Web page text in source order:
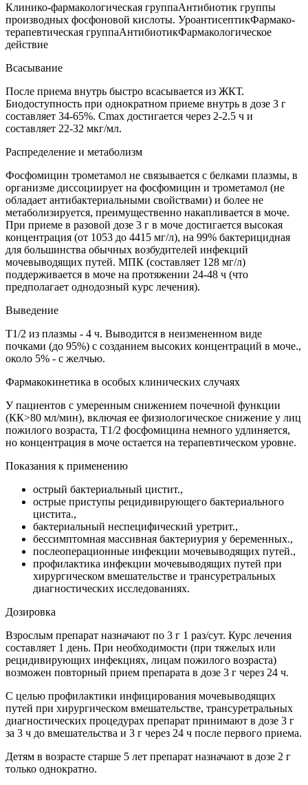
Клинико-фармакологическая группаАнтибиотик группы
производных фосфоновой кислоты. УроантисептикФармако-
терапевтическая группаАнтибиотикФармакологическое
действие
Всасывание
После приема внутрь быстро всасывается из ЖКТ.
Биодоступность при однократном приеме внутрь в дозе 3 г
составляет 34-65%. Cmax достигается через 2-2.5 ч и
составляет 22-32 мкг/мл.
Распределение и метаболизм
Фосфомицин трометамол не связывается с белками плазмы, в
организме диссоциирует на фосфомицин и трометамол (не
обладает антибактериальными свойствами) и более не
метаболизируется, преимущественно накапливается в моче.
При приеме в разовой дозе 3 г в моче достигается высокая
концентрация (от 1053 до 4415 мг/л), на 99% бактерицидная
для большинства обычных возбудителей инфекций
мочевыводящих путей. МПК (составляет 128 мг/л)
поддерживается в моче на протяжении 24-48 ч (что
предполагает однодозный курс лечения).
Выведение
T1/2 из плазмы - 4 ч. Выводится в неизмененном виде
почками (до 95%) с созданием высоких концентраций в моче.,
около 5% - с желчью.
Фармакокинетика в особых клинических случаях
У пациентов с умеренным снижением почечной функции
(КК>80 мл/мин), включая ее физиологическое снижение у лиц
пожилого возраста, T1/2 фосфомицина немного удлиняется,
но концентрация в моче остается на терапевтическом уровне.
Показания к применению
острый бактериальный цистит.,
острые приступы рецидивирующего бактериального
цистита.,
бактериальный неспецифический уретрит.,
бессимптомная массивная бактериурия у беременных.,
послеоперационные инфекции мочевыводящих путей.,
профилактика инфекции мочевыводящих путей при
хирургическом вмешательстве и трансуретральных
диагностических исследованиях.
Дозировка
Взрослым препарат назначают по 3 г 1 раз/сут. Курс лечения
составляет 1 день. При необходимости (при тяжелых или
рецидивирующих инфекциях, лицам пожилого возраста)
возможен повторный прием препарата в дозе 3 г через 24 ч.
С целью профилактики инфицирования мочевыводящих
путей при хирургическом вмешательстве, трансуретральных
диагностических процедурах препарат принимают в дозе 3 г
за 3 ч до вмешательства и 3 г через 24 ч после первого приема.
Детям в возрасте старше 5 лет препарат назначают в дозе 2 г
только однократно.